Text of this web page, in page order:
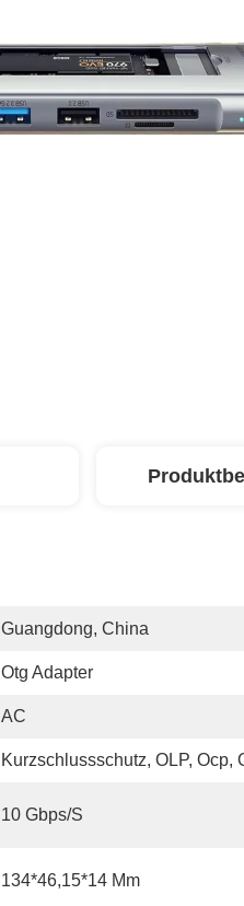
Guangdong, China
Otg Adapter
AC
Kurzschlussschutz, OLP, Ocp,
10 Gbps/s
134*46,15*14 Mm